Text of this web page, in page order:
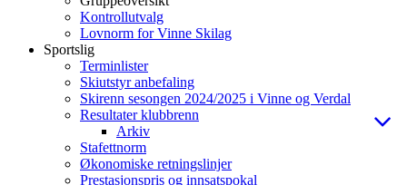
Kontrollutvalg
Lovnorm for Vinne Skilag
Sportslig
Terminlister
Skiutstyr anbefaling
Skirenn sesongen 2024/2025 i Vinne og Verdal
Resultater klubbrenn
Arkiv
Stafettnorm
Økonomiske retningslinjer
Prestasjonspris og innsatspokal